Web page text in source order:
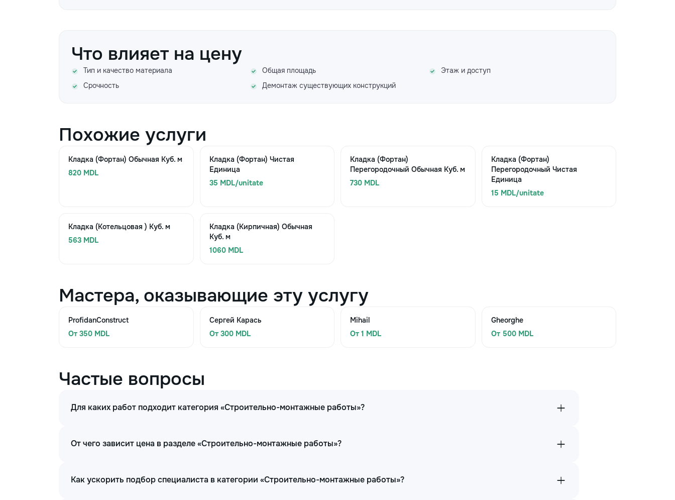
Что влияет на цену
Тип и качество материала Общая площадь
Этаж и доступ
Срочность
Демонтаж существующих конструкций
Похожие услуги
Кладка (Фортан) Обычная Куб. м
820 MDL
Кладка (Фортан) Чистая
Единица
35 MDL/unitate
Кладка (Фортан)
Перегородочный Обычная Куб. м
730 MDL
Кладка (Фортан)
Перегородочный Чистая
Единица
15 MDL/unitate
Кладка (Котельцовая ) Куб. м
563 MDL
Кладка (Кирпичная) Обычная
Куб. м
1060 MDL
Мастера, оказывающие эту услугу
ProfidanConstruct
От 350 MDL
Сергей Карась
От 300 MDL
Mihail
От 1 MDL
Gheorghe
От 500 MDL
Частые вопросы
Для каких работ подходит категория «Строительно-монтажные работы»?
От чего зависит цена в разделе «Строительно-монтажные работы»?
Как ускорить подбор специалиста в категории «Строительно-монтажные работы»?